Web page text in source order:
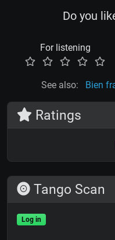
Do you
For listening
See also: Bien
Ratings
Tango Scan
Log in